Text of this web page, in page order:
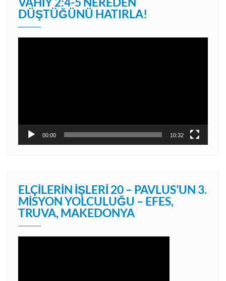
DÜŞTÜĞÜNÜ HATIRLA!
00:00 10:32
ELÇILERIN İŞLERI 20 – PAVLUS’UN 3.
MISYON YOLCULUĞU – EFES,
TRUVA, MAKEDONYA